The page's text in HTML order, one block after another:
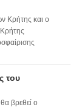
Κρήτης και ο
του
βρεθεί ο